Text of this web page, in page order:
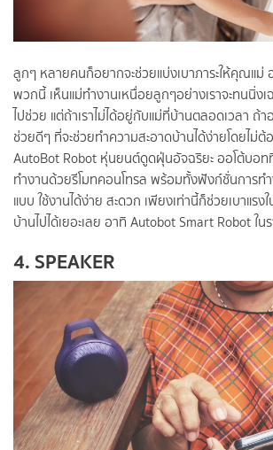
ลูกๆ หลายคนก็อยากจะช่วยแบ่งเบาภาระให้คุณแม่
พวกนี้ เห็นแม่ทำงานเหนื่อยลูกๆอย่างเราจะทนนิ่งเ
ไปช่วย แต่ถ้าเราไม่ได้อยู่กับแม่ที่บ้านตลอดเวลา ถ้
ช่วยดีๆ ที่จะช่วยทำความสะอาดบ้านได้ง่ายโดยไม่
AutoBot Robot หุ่นยนต์ดูดฝุ่นอัจฉริยะ ออโต้บอท
ทำงานด้วยรีโมทคอนโทรล พร้อมทั้งฟังก์ชั่นการท
แบบ ใช้งานได้ง่าย สะดวก เพียงเท่านี้ก็ช่วยเบาแรง
บ้านไปได้เยอะเลย อาทิ Autobot Smart Robot ใน
4. SPEAKER